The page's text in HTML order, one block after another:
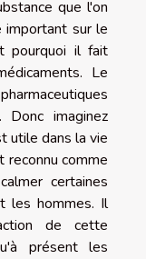
que l'on
important sur le
pourquoi il fait
Le
imaginez
utile dans la vie
comme
certaines
les hommes. Il
de cette
présent les